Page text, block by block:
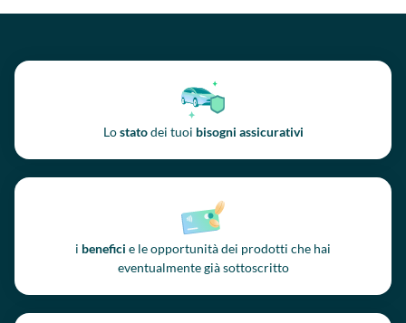
Lostatodei tuoi bisogni assicurativi
i benefici e le opportunità dei prodotti che hai
eventualmente già sottoscritto